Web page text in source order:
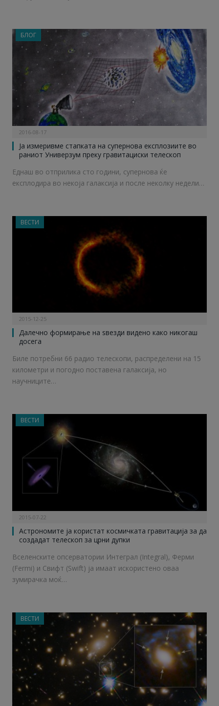
БЛОГ
2016-08-17
Ја измеривме стапката на супернова експлозиите во
раниот Универзум преку гравитациски телескоп
Еднаш во отприлика сто години, супернова ќе
експлодира во некоја галаксија и после неколку недели…
ВЕСТИ
2015-12-25
Далечно формирање на ѕвезди видено како никогаш
досега
Биле потребни 66 радио телескопи, распределени на 15
километри и погодно поставена галаксија, но
научниците…
ВЕСТИ
2015-07-22
Астрономите ја користат космичката гравитација за да
создадат телескоп за црни дупки
Вселенските опсерватории Интеграл (Integral), Ферми
(Fermi) и Свифт (Swift) ја имаат искористено оваа
зумирачка моќ…
ВЕСТИ